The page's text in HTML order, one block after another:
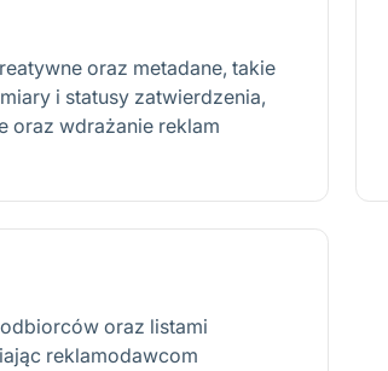
oraz metadane, takie
i statusy zatwierdzenia,
oraz wdrażanie reklam
oraz listami
reklamodawcom